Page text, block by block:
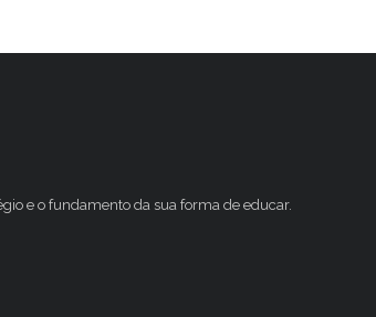
e o fundamento da sua forma de educar.